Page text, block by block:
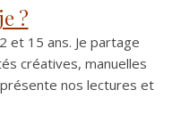
?
et 15 ans. Je partage
créatives, manuelles
nos lectures et